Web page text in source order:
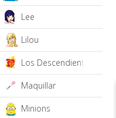
Lee
Lilou
Los Descendientes
Maquillar
Minions